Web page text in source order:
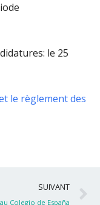
le 25
le règlement des
SUIVANT
Colegio de España